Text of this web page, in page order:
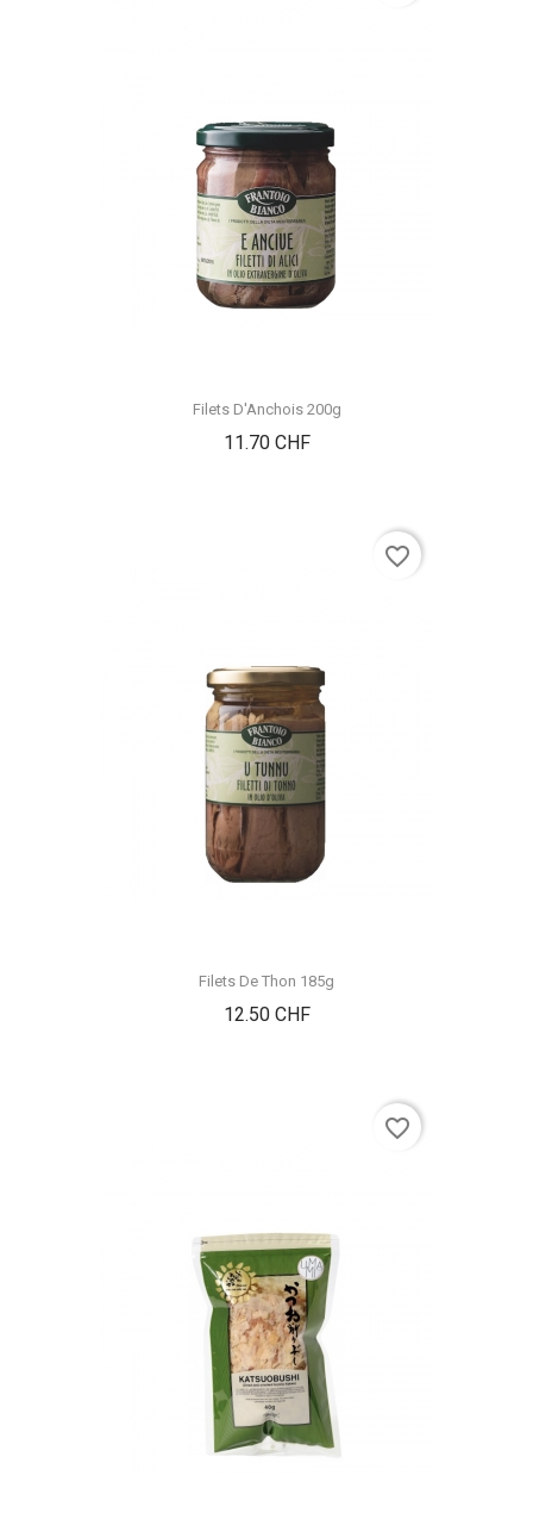
Filets D'Anchois 200g
11.70 CHFPrix
Filets De Thon 185g
12.50 CHFPrix
favorite_border
favorite_border